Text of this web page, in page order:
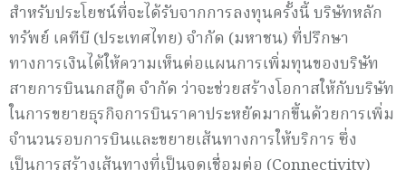
สำหรับประโยชน์ที่จะได้รับจากการลงทุนครั้งนี้ บริษัทหลัก
ทรัพย์ เคทีบี (ประเทศไทย) จำกัด (มหาชน) ที่ปรึกษา
ทางการเงินได้ให้ความเห็นต่อแผนการเพิ่มทุนของบริษัท
สายการบินนกสกู๊ต จำกัด ว่าจะช่วยสร้างโอกาสให้กับบริษัท
ในการขยายธุรกิจการบินราคาประหยัดมากขึ้นด้วยการเพิ่ม
จำนวนรอบการบินและขยายเส้นทางการให้บริการ ซึ่ง